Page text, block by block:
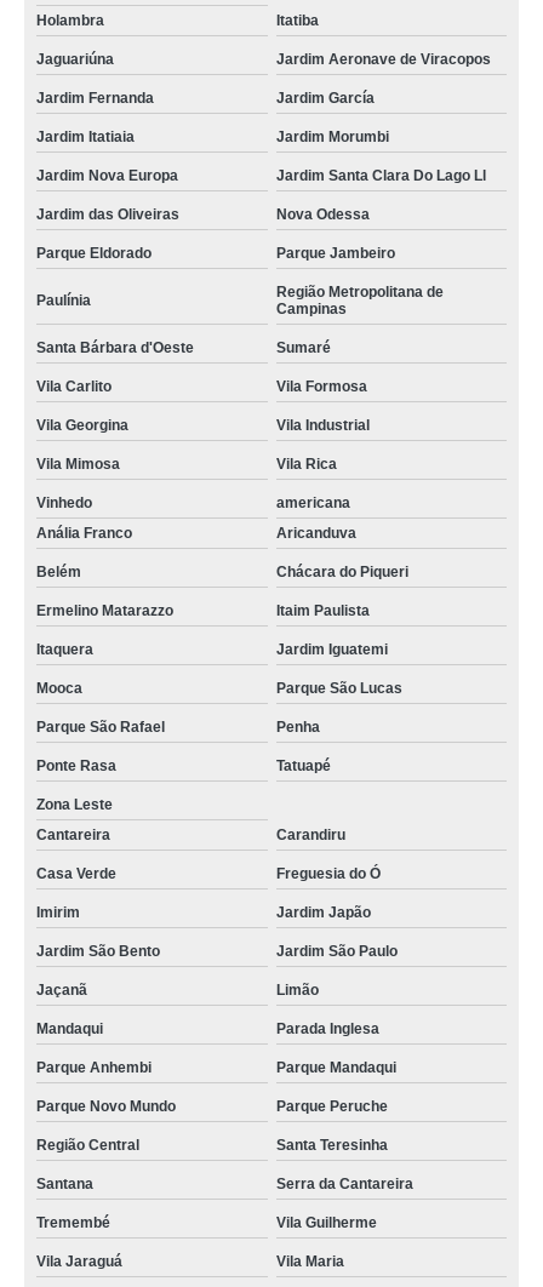
Holambra
Itatiba
Jaguariúna Jardim Aeronave de Viracopos
Jardim Fernanda Jardim García
Jardim Itatiaia Jardim Morumbi
Jardim Nova Europa Jardim Santa Clara Do Lago Ll
Jardim das Oliveiras Nova Odessa
Parque Eldorado Parque Jambeiro
Paulínia
Região Metropolitana de
Campinas
Santa Bárbara d'Oeste Sumaré
Vila Carlito Vila Formosa
Vila Georgina Vila Industrial
Vila Mimosa Vila Rica
Vinhedo
americana
Anália Franco
Aricanduva
Belém Chácara do Piqueri
Ermelino Matarazzo Itaim Paulista
Itaquera Jardim Iguatemi
Mooca Parque São Lucas
Parque São Rafael Penha
Ponte Rasa Tatuapé
Zona Leste
Cantareira
Carandiru
Casa Verde Freguesia do Ó
Imirim Jardim Japão
Jardim São Bento Jardim São Paulo
Jaçanã Limão
Mandaqui Parada Inglesa
Parque Anhembi Parque Mandaqui
Parque Novo Mundo Parque Peruche
Região Central Santa Teresinha
Santana Serra da Cantareira
Tremembé Vila Guilherme
Vila Jaraguá Vila Maria